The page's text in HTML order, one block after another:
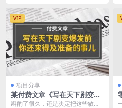
仅涨粉速度快，变现...
VIP
项目分享
某付费文章《写在天下剧变爆
发前，你还来得及准备的事
斟酌了很久，还是决定把这些敏感